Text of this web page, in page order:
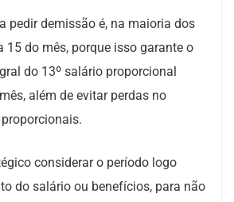
pedir demissão é, na maioria dos
15 do mês, porque isso garante o
do 13º salário proporcional
além de evitar perdas no
considerar o período logo
do salário ou benefícios, para não